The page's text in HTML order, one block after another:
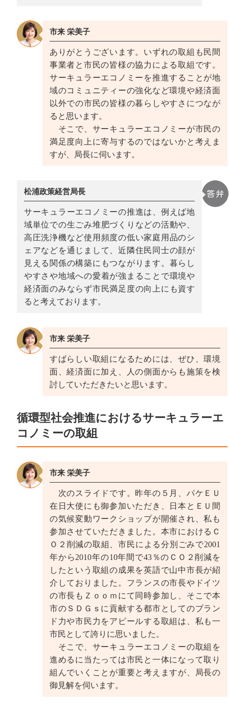
市来 栄美子
ありがとうございます。いずれの取組も民間
事業者と市民の皆様の協力による取組です。
サーキュラーエコノミーを推進することが地
域のコミュニティーの強化など環境や経済面
以外での市民の皆様の暮らしやすさにつなが
ると思います。
そこで、サーキュラーエコノミーが市民の
満足度向上に寄与するのではないかと考えま
すが、局長に伺います。
松浦政策経営局長
サーキュラーエコノミーの推進は、例えば地
域単位での生ごみ堆肥づくりなどの活動や、
高圧洗浄機など使用頻度の低い家庭用品のシ
ェアなどを通じまして、近隣住民同士の顔が
見える関係の構築にもつながります。暮らし
やすさや地域への愛着が強まることで環境や
経済面のみならず市民満足度の向上にも資す
ると考えております。
市来 栄美子
すばらしい取組になるためには、ぜひ、環境
面、経済面に加え、人の側面からも施策を検
討していただきたいと思います。
循環型社会推進におけるサーキュラーエ
コノミーの取組
市来 栄美子
次のスライドです。昨年の５月、パケＥＵ
在日大使にも御参加いただき、日本とＥＵ間
の気候変動ワークショップが開催され、私も
参加させていただきました。本市におけるＣ
Ｏ２削減の取組、市民による分別ごみで2001
年から2010年の10年間で43％のＣＯ２削減を
したという取組の成果を英語で山中市長が紹
介しておりました。フランスの市長やドイツ
の市長もＺｏｏｍにて同時参加し、そこで本
市のＳＤＧｓに貢献する都市としてのブラン
ド力や市民力をアピールする取組は、私も一
市民として誇りに思いました。
そこで、サーキュラーエコノミーの取組を
進めるに当たっては市民と一体になって取り
組んでいくことが重要と考えますが、局長の
御見解を伺います。